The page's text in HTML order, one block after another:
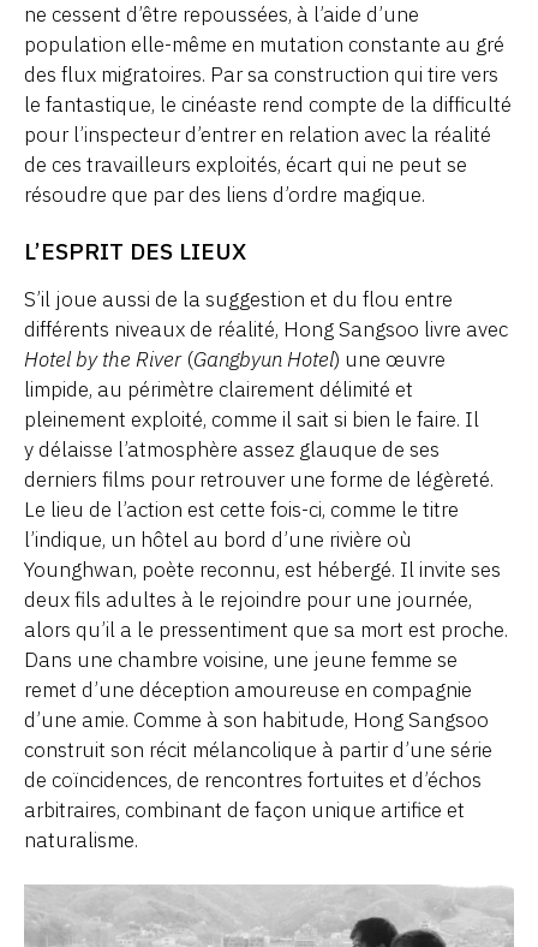
ne cessent d’être repoussées, à l’aide d’une
population elle-même en mutation constante au gré
des flux migratoires. Par sa construction qui tire vers
le fantastique, le cinéaste rend compte de la difficulté
pour l’inspecteur d’entrer en relation avec la réalité
de ces travailleurs exploités, écart qui ne peut se
résoudre que par des liens d’ordre magique.
L’ESPRIT DES LIEUX
S’il joue aussi de la suggestion et du flou entre
différents niveaux de réalité, Hong Sangsoo livre avec
Hotel by the River(Gangbyun Hotel) une œuvre
limpide, au périmètre clairement délimité et
pleinement exploité, comme il sait si bien le faire. Il
y délaisse l’atmosphère assez glauque de ses
derniers films pour retrouver une forme de légèreté.
Le lieu de l’action est cette fois-ci, comme le titre
l’indique, un hôtel au bord d’une rivière où
Younghwan, poète reconnu, est hébergé. Il invite ses
deux fils adultes à le rejoindre pour une journée,
alors qu’il a le pressentiment que sa mort est proche.
Dans une chambre voisine, une jeune femme se
remet d’une déception amoureuse en compagnie
d’une amie. Comme à son habitude, Hong Sangsoo
construit son récit mélancolique à partir d’une série
de coïncidences, de rencontres fortuites et d’échos
arbitraires, combinant de façon unique artifice et
naturalisme.